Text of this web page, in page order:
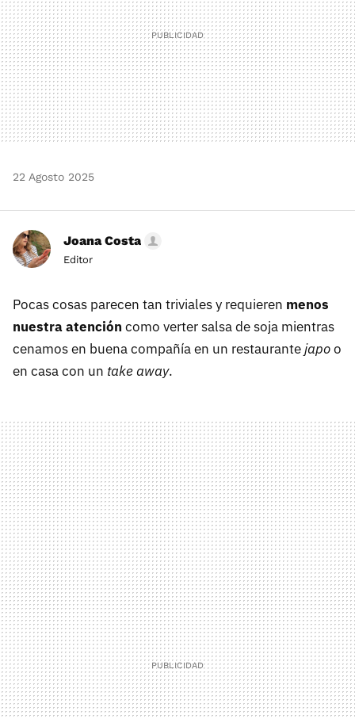
22 Agosto 2025
Joana Costa
Editor
Pocas cosas parecen tan triviales y requieren menos
nuestra atención como verter salsa de soja mientras
cenamos en buena compañía en un restaurantejapoo
en casa con un take away.